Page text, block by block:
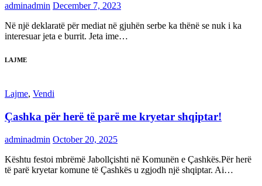
adminadmin December 7, 2023
Në një deklaratë për mediat në gjuhën serbe ka thënë se nuk i ka
interesuar jeta e burrit. Jeta ime…
LAJME
Lajme, Vendi
Çashka për herë të parë me kryetar shqiptar!
adminadmin October 20, 2025
Kështu festoi mbrëmë Jabollçishti në Komunën e Çashkës.Për herë
të parë kryetar komune të Çashkës u zgjodh një shqiptar. Ai…